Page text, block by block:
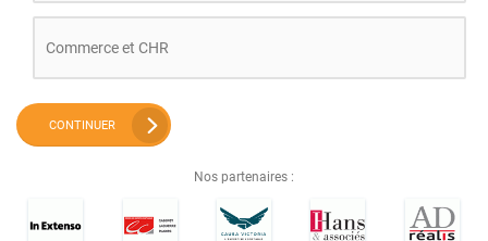
Commerce et CHR
CONTINUER
Nos partenaires :